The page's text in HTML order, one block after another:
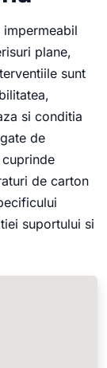
plane,
sunt
si conditia
de
de carton
suportului si